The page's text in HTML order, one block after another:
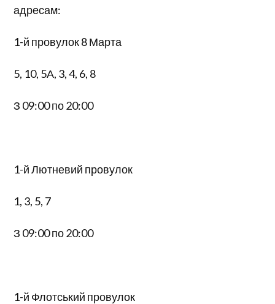
адресам:
1-й провулок 8 Марта
5, 10, 5А, 3, 4, 6, 8
З 09:00 по 20:00
1-й Лютневий провулок
1, 3, 5, 7
З 09:00 по 20:00
1-й Флотський провулок